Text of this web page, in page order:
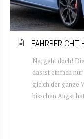
FAHRBERICHT
Na, geht doch!
das ist einfach
gleich der ganze
bisschen Angst